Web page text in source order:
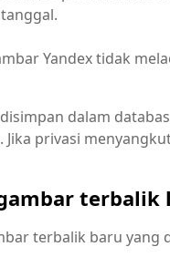
Yandex tidak
dalam
privasi
terbalik
terbalik baru yang